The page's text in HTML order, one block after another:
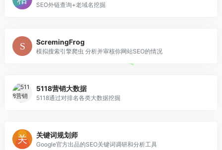
SEO外链查询+老域名挖掘
ScremingFrog
模拟搜索引擎爬虫 分析并审核你网站SEO的情况
5118营销大数据
5118通过对排名各类大数据挖掘
关键词规划师
Google官方出品的SEO关键词调研和分析工具